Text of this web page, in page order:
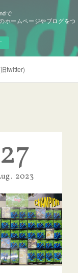
で
ホームページやブログをつ
twitter)
27
2023